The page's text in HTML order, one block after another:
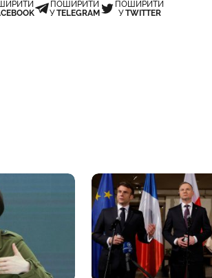
ПОШИРИТИ
УTELEGRAM
ПОШИРИТИ
УTWITTER